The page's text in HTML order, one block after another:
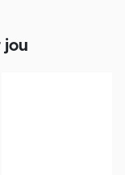
jou